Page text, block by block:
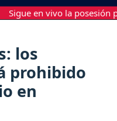
en vivo la posesión
los
prohibido
en